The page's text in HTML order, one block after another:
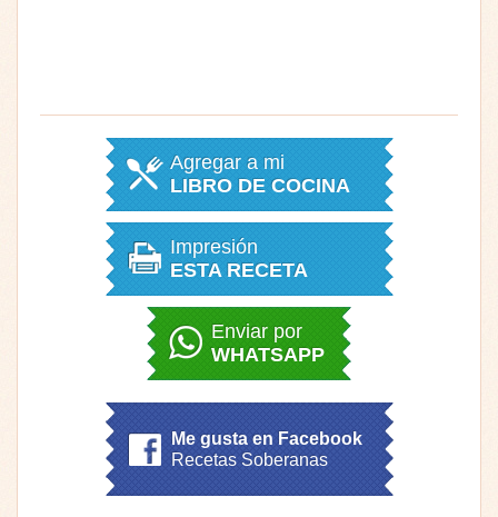
Agregar a mi
LIBRO DE COCINA
Impresión
ESTA RECETA
Enviar por
WHATSAPP
Me gusta en Facebook
Recetas Soberanas